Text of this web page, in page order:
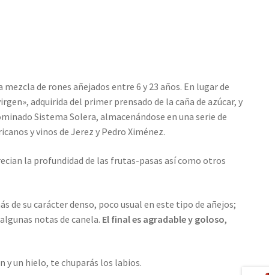
de rones añejados entre 6 y 23 años. En lugar de
adquirida del primer prensado de la caña de azúcar, y
Sistema Solera, almacenándose en una serie de
y vinos de Jerez y Pedro Ximénez.
la profundidad de las frutas-pasas así como otros
de su carácter denso, poco usual en este tipo de añejos;
notas de canela. El final es agradable y goloso,
y un hielo, te chuparás los labios.